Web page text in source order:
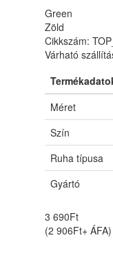
Green
Zöld
Cikkszám:
Várható
Méret
Szín
Ruha típusa
Gyártó
3 690Ft
(2 906Ft+ ÁFA)